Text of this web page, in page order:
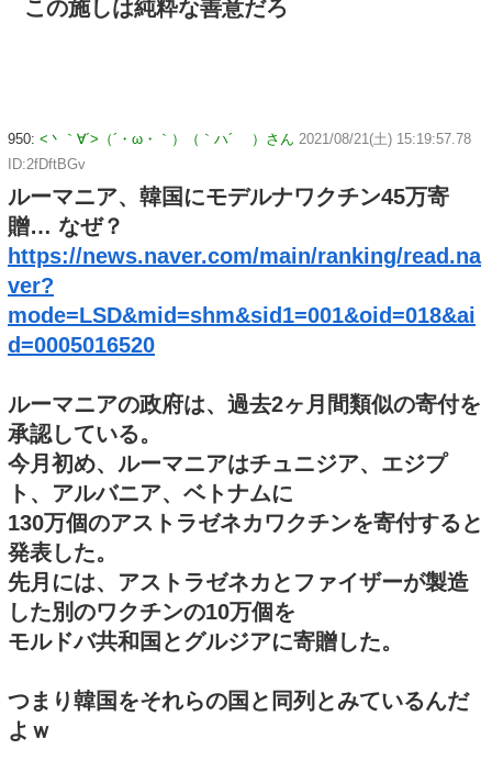
この施しは純粋な善意だろ
950: <丶｀∀´>（´・ω・｀）（｀ハ´ ）さん 2021/08/21(土) 15:19:57.78
ID:2fDftBGv
ルーマニア、韓国にモデルナワクチン45万寄
贈… なぜ？
https://news.naver.com/main/ranking/read.na
ver?
mode=LSD&mid=shm&sid1=001&oid=018&ai
d=0005016520
ルーマニアの政府は、過去2ヶ月間類似の寄付を
承認している。
今月初め、ルーマニアはチュニジア、エジプ
ト、アルバニア、ベトナムに
130万個のアストラゼネカワクチンを寄付すると
発表した。
先月には、アストラゼネカとファイザーが製造
した別のワクチンの10万個を
モルドバ共和国とグルジアに寄贈した。
つまり韓国をそれらの国と同列とみているんだ
よｗ